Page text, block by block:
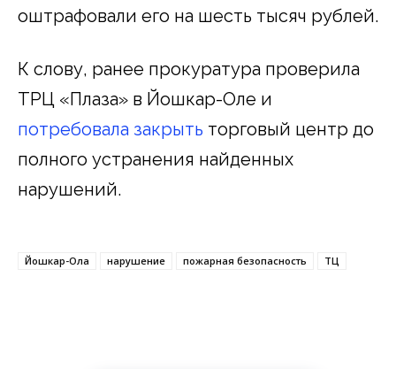
оштрафовали его на шесть тысяч рублей.
К слову, ранее прокуратура проверила
ТРЦ «Плаза» в Йошкар-Оле и
потребовала закрыть торговый центр до
полного устранения найденных
нарушений.
Йошкар-Ола нарушение пожарная безопасность ТЦ